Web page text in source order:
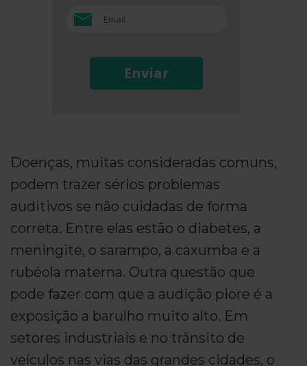
Enviar
Doenças, muitas consideradas comuns,
podem trazer sérios problemas
auditivos se não cuidadas de forma
correta. Entre elas estão o diabetes, a
meningite, o sarampo, a caxumba e a
rubéola materna. Outra questão que
pode fazer com que a audição piore é a
exposição a barulho muito alto. Em
setores industriais e no trânsito de
veículos nas vias das grandes cidades, o